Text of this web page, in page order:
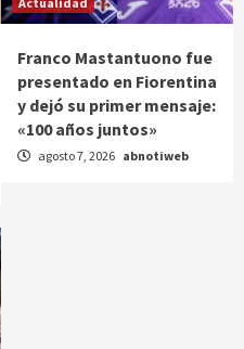
Franco Mastantuono fue
presentado en Fiorentina
y dejó su primer mensaje:
«100 años juntos»
agosto 7, 2026 abnotiweb